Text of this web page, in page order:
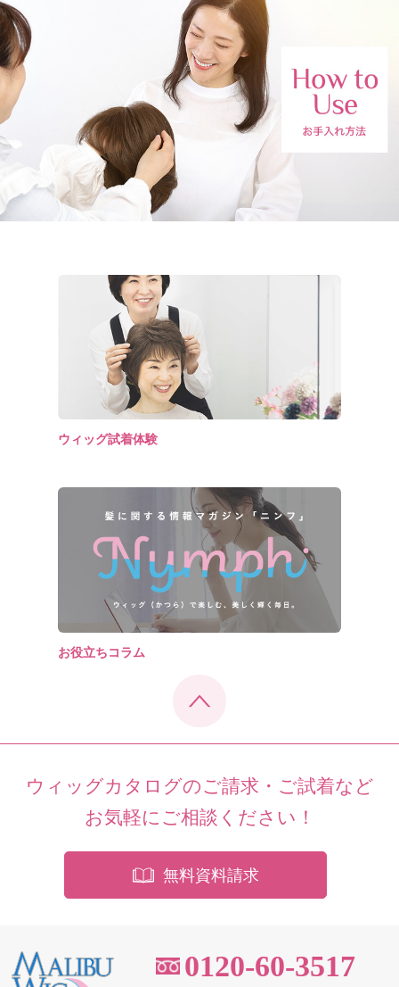
ウィッグ試着体験
お役立ちコラム
ウィッグカタログのご請求・ご試着など
お気軽にご相談ください！
無料資料請求
0120-60-3517